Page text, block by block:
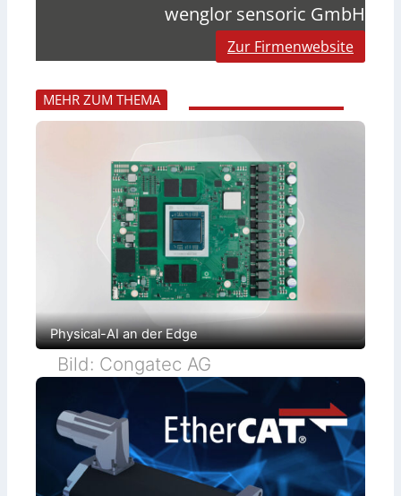
wenglor sensoric GmbH
Zur Firmenwebsite
MEHR ZUM THEMA
Physical-AI an der Edge
Bild: Congatec AG